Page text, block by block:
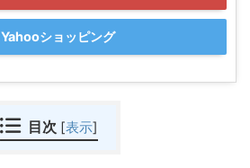
Yahooショッピング
目次 [表示]